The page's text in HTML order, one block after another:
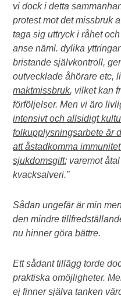
vi dock i detta
protest mot det missbruk
taga sig uttryck i råhet
anse näml. dylika
bristande självkontroll,
outvecklade åhörare etc,
maktmissbruk, vilket kan
förföljelser. Men vi äro
intensivt och allsidigt
folkupplysningsarbete är
att åstadkomma
sjukdomsgift; varemot
kvacksalveri.”
Sådan ungefär är min
den mindre
nu hinner göra bättre.
Ett sådant tillägg torde
praktiska omöjligheter.
ej finner själva tanken